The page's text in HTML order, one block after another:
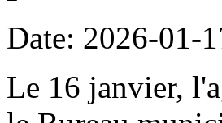
Date: 2026-01-
Le 16 janvier,